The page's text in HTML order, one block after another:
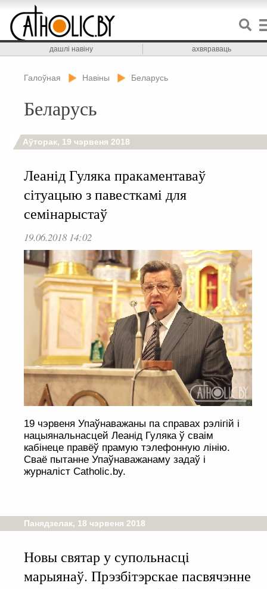
дашлі навіну ахвяраваць
Галоўная Навіны Беларусь
Беларусь
Аўторак, 19 чэрвеня 2018
Леанід Гуляка пракаментаваў
сітуацыю з павесткамі для
семінарыстаў
19.06.2018 14:02
19 чэрвеня Упаўнаважаны па справах рэлігій і
нацыянальнасцей Леанід Гуляка ў сваім
кабінеце правёў прамую тэлефонную лінію.
Сваё пытанне Упаўнаважанаму задаў і
журналіст Catholic.by.
Панядзелак, 18 чэрвеня 2018
Новы святар у супольнасці
марыянаў. Прэзбітэрскае пасвячэнне